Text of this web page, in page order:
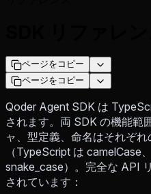
ページをコピー
ページをコピー
Qoder Agent SDK は
されます。両 SDK の機能範
ャ、型定義、命名はそれぞ
（TypeScript は camelCase
snake_case）。完全な API
されています：